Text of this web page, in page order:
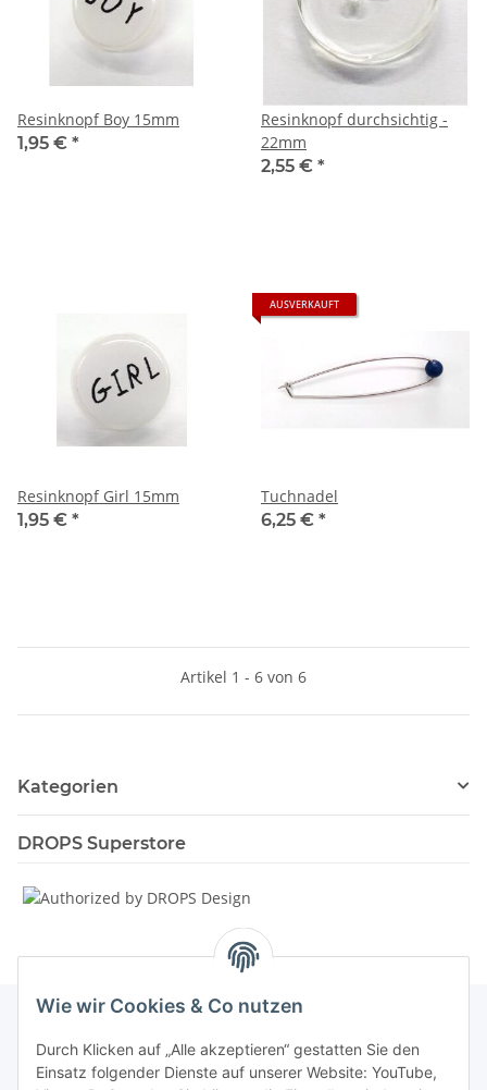
Wie wir Cookies & Co nutzen
Durch Klicken auf „Alle akzeptieren“ gestatten Sie den
Einsatz folgender Dienste auf unserer Website: YouTube,
Resinknopf Boy 15mm
1,95 € *
Resinknopf durchsichtig -
22mm
2,55 € *
Resinknopf Girl 15mm
1,95 € *
AUSVERKAUFT
Tuchnadel
6,25 € *
Artikel 1 - 6 von 6
Kategorien
DROPS Superstore
Informationen